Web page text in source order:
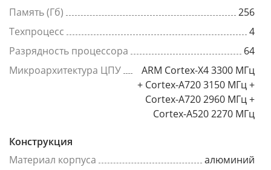
Память (Гб)
256
Техпроцесс
4
Разрядность процессора
64
Микроархитектура ЦПУ
ARM Cortex-X4 3300 МГц
+ Cortex-A720 3150 МГц +
Cortex-A720 2960 МГц +
Cortex-A520 2270 МГц
Конструкция
Материал корпуса
алюминий